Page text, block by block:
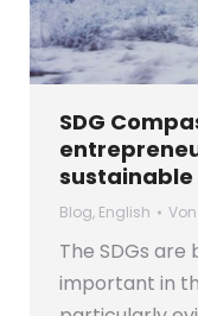
SDG
Blog, English Von
The SDGs
important in